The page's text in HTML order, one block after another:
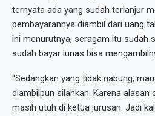
ternyata ada yang sudah terlanjur
pembayarannya diambil dari uang
ini menurutnya, seragam itu sudah
sudah bayar lunas bisa
“Sedangkan yang tidak nabung,
diambilpun silahkan. Karena alasan
masih utuh di ketua jurusan. Jadi